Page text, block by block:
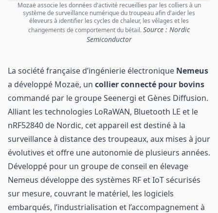
Mozaë associe les données d'activité recueillies par les colliers à un
système de surveillance numérique du troupeau afin d'aider les
éleveurs à identifier les cycles de chaleur, les vêlages et les
changements de comportement du bétail.Source : Nordic
Semiconductor
La société française d’ingénierie électronique Nemeus
a développé Mozaë, un collier connecté pour bovins
commandé par le groupe Seenergi et Gènes Diffusion.
Alliant les technologies LoRaWAN, Bluetooth LE et le
nRF52840 de Nordic, cet appareil est destiné à la
surveillance à distance des troupeaux, aux mises à jour
évolutives et offre une autonomie de plusieurs années.
Développé pour un groupe de conseil en élevage
Nemeus développe des systèmes RF et IoT sécurisés
sur mesure, couvrant le matériel, les logiciels
embarqués, l’industrialisation et l’accompagnement à